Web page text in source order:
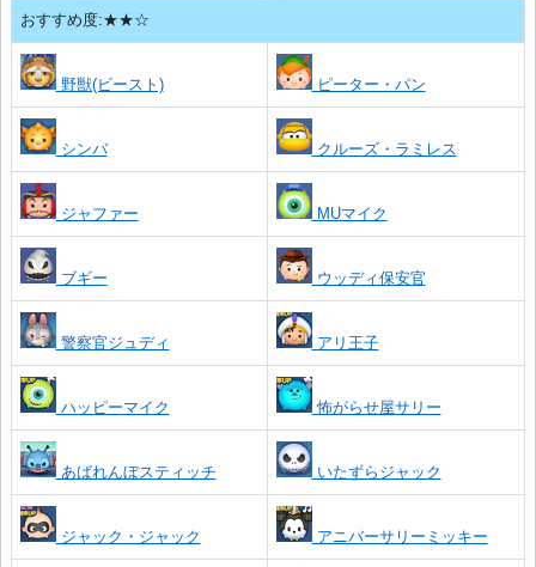
おすすめ度:★★☆
野獣(ビースト) ピーター・パン
シンバ クルーズ・ラミレス
ジャファー MUマイク
ブギー ウッディ保安官
警察官ジュディ アリ王子
ハッピーマイク 怖がらせ屋サリー
あばれんぼスティッチ いたずらジャック
ジャック・ジャック アニバーサリーミッキー